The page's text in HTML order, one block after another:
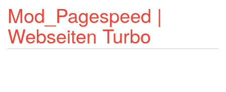
Mod_Pagespeed |
Webseiten Turbo